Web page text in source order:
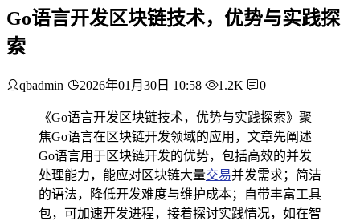
Go语言开发区块链技术，优势与实践探
索
qbadmin 2026年01月30日 10:58 1.2K 0
《Go语言开发区块链技术，优势与实践探索》聚
焦Go语言在区块链开发领域的应用，文章先阐述
Go语言用于区块链开发的优势，包括高效的并发
处理能力，能应对区块链大量交易并发需求；简洁
的语法，降低开发难度与维护成本；自带丰富工具
包，可加速开发进程，接着探讨实践情况，如在智